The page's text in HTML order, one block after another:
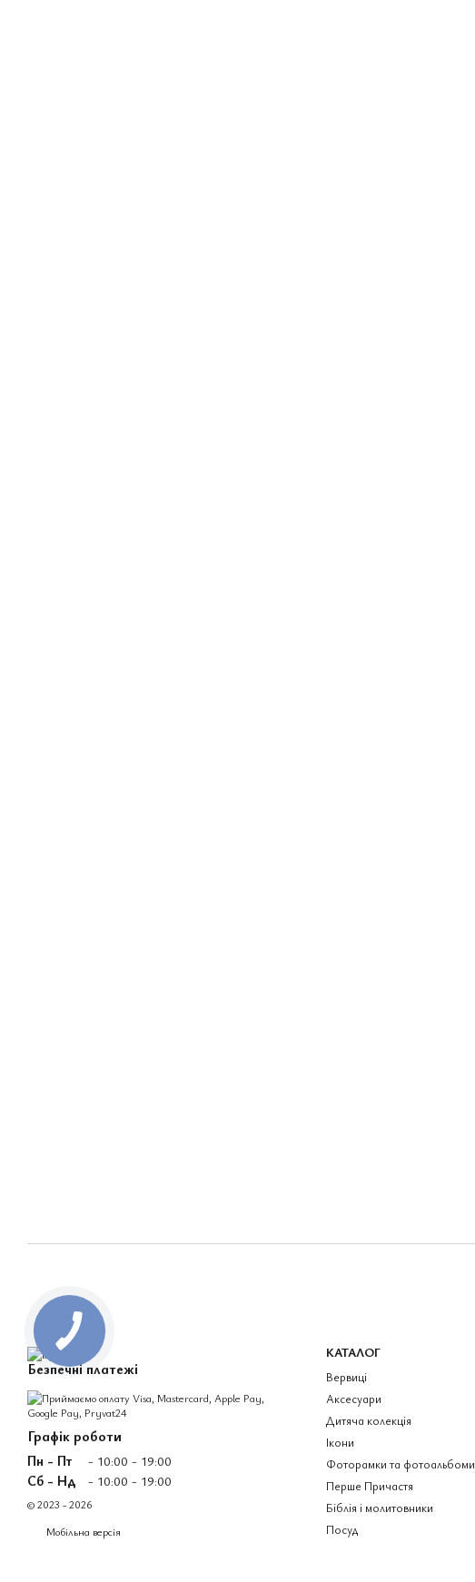
Безпечні платежі
Графік роботи
Пн - Пт
- 10:00 - 19:00
Сб - Нд
- 10:00 - 19:00
© 2023 - 2026
Мобільна версія
КАТАЛОГ
Вервиці
Аксесуари
Дитяча колекція
Ікони
Фоторамки та фотоальбоми
Перше Причастя
Біблія і молитовники
Посуд